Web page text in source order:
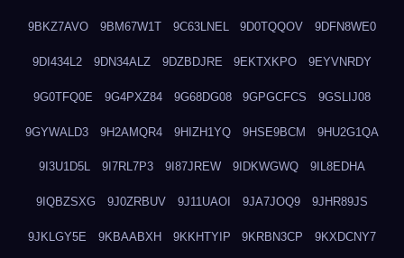
9BKZ7AVO 9BM67W1T 9C63LNEL 9D0TQQOV 9DFN8WE0
9DI434L2 9DN34ALZ 9DZBDJRE 9EKTXKPO 9EYVNRDY
9G0TFQ0E 9G4PXZ84 9G68DG08 9GPGCFCS 9GSLIJ08
9GYWALD3 9H2AMQR4 9HIZH1YQ 9HSE9BCM 9HU2G1QA
9I3U1D5L 9I7RL7P3 9I87JREW 9IDKWGWQ 9IL8EDHA
9IQBZSXG 9J0ZRBUV 9J11UAOI 9JA7JOQ9 9JHR89JS
9JKLGY5E 9KBAABXH 9KKHTYIP 9KRBN3CP 9KXDCNY7